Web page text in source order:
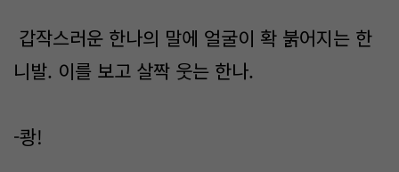
갑작스러운 한나의 말에 얼굴이 확 붉어지는 한
니발. 이를 보고 살짝 웃는 한나.
-쾅!